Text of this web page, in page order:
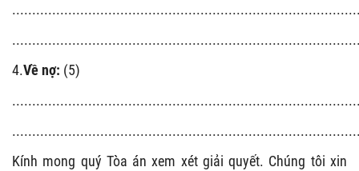
4.Về nợ: (5)
Kính mong quý Tòa án xem xét giải quyết. Chúng tôi xin